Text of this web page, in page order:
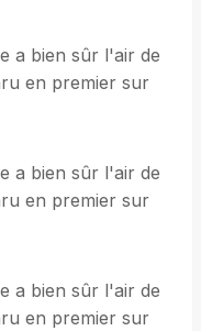
a bien sûr l'air de
en premier sur
a bien sûr l'air de
en premier sur
a bien sûr l'air de
en premier sur